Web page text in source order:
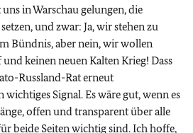
uns in Warschau gelungen, die
und zwar: Ja, wir stehen zu
Bündnis, aber nein, wir wollen
keinen neuen Kalten Krieg! Dass
Russland-Rat erneut
Signal. Es wäre gut, wenn es
offen und transparent über alle
beide Seiten wichtig sind. Ich hoffe,